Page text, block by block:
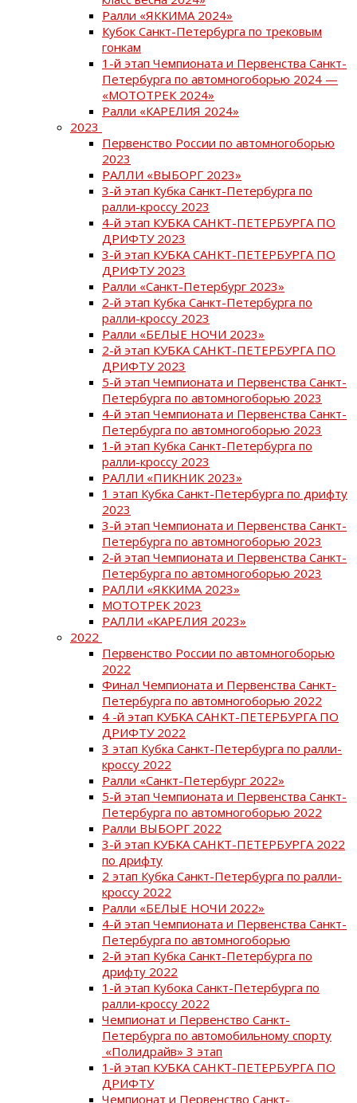
Ралли «ЯККИМА 2024»
Кубок Санкт-Петербурга по трековым
гонкам
1-й этап Чемпионата и Первенства Санкт-
Петербурга по автомногоборью 2024 —
«МОТОТРЕК 2024»
Ралли «КАРЕЛИЯ 2024»
2023
Первенство России по автомногоборью
2023
РАЛЛИ «ВЫБОРГ 2023»
3-й этап Кубка Санкт-Петербурга по
ралли-кроссу 2023
4-й этап КУБКА САНКТ-ПЕТЕРБУРГА ПО
ДРИФТУ 2023
3-й этап КУБКА САНКТ-ПЕТЕРБУРГА ПО
ДРИФТУ 2023
Ралли «Санкт-Петербург 2023»
2-й этап Кубка Санкт-Петербурга по
ралли-кроссу 2023
Ралли «БЕЛЫЕ НОЧИ 2023»
2-й этап КУБКА САНКТ-ПЕТЕРБУРГА ПО
ДРИФТУ 2023
5-й этап Чемпионата и Первенства Санкт-
Петербурга по автомногоборью 2023
4-й этап Чемпионата и Первенства Санкт-
Петербурга по автомногоборью 2023
1-й этап Кубка Санкт-Петербурга по
ралли-кроссу 2023
РАЛЛИ «ПИКНИК 2023»
1 этап Кубка Санкт-Петербурга по дрифту
2023
3-й этап Чемпионата и Первенства Санкт-
Петербурга по автомногоборью 2023
2-й этап Чемпионата и Первенства Санкт-
Петербурга по автомногоборью 2023
РАЛЛИ «ЯККИМА 2023»
МОТОТРЕК 2023
РАЛЛИ «КАРЕЛИЯ 2023»
2022
Первенство России по автомногоборью
2022
Финал Чемпионата и Первенства Санкт-
Петербурга по автомногоборью 2022
4 -й этап КУБКА САНКТ-ПЕТЕРБУРГА ПО
ДРИФТУ 2022
3 этап Кубка Санкт-Петербурга по ралли-
кроссу 2022
Ралли «Санкт-Петербург 2022»
5-й этап Чемпионата и Первенства Санкт-
Петербурга по автомногоборью 2022
Ралли ВЫБОРГ 2022
3-й этап КУБКА САНКТ-ПЕТЕРБУРГА 2022
по дрифту
2 этап Кубка Санкт-Петербурга по ралли-
кроссу 2022
Ралли «БЕЛЫЕ НОЧИ 2022»
4-й этап Чемпионата и Первенства Санкт-
Петербурга по автомногоборью
2-й этап Кубка Санкт-Петербурга по
дрифту 2022
1-й этап Кубока Санкт-Петербурга по
ралли-кроссу 2022
Чемпионат и Первенство Санкт-
Петербурга по автомобильному спорту
«Полидрайв» 3 этап
1-й этап КУБКА САНКТ-ПЕТЕРБУРГА ПО
ДРИФТУ
Чемпионат и Первенство Санкт-